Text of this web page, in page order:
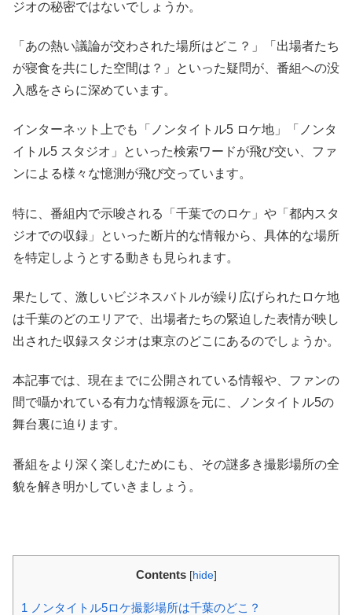
ジオの秘密ではないでしょうか。
「あの熱い議論が交わされた場所はどこ？」「出場者たち
が寝食を共にした空間は？」といった疑問が、番組への没
入感をさらに深めています。
インターネット上でも「ノンタイトル5 ロケ地」「ノンタ
イトル5 スタジオ」といった検索ワードが飛び交い、ファ
ンによる様々な憶測が飛び交っています。
特に、番組内で示唆される「千葉でのロケ」や「都内スタ
ジオでの収録」といった断片的な情報から、具体的な場所
を特定しようとする動きも見られます。
果たして、激しいビジネスバトルが繰り広げられたロケ地
は千葉のどのエリアで、出場者たちの緊迫した表情が映し
出された収録スタジオは東京のどこにあるのでしょうか。
本記事では、現在までに公開されている情報や、ファンの
間で囁かれている有力な情報源を元に、ノンタイトル5の
舞台裏に迫ります。
番組をより深く楽しむためにも、その謎多き撮影場所の全
貌を解き明かしていきましょう。
Contents [hide]
1 ノンタイトル5ロケ撮影場所は千葉のどこ？